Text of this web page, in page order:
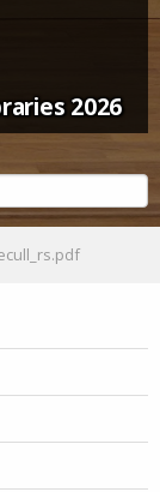
2026